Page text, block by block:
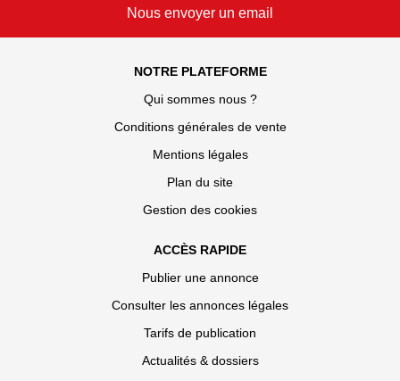
Nous envoyer un email
NOTRE PLATEFORME
Qui sommes nous ?
Conditions générales de vente
Mentions légales
Plan du site
Gestion des cookies
ACCÈS RAPIDE
Publier une annonce
Consulter les annonces légales
Tarifs de publication
Actualités & dossiers